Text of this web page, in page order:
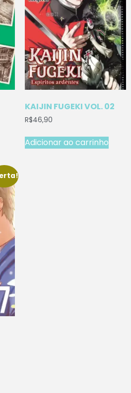
KAIJIN FUGEKI VOL. 02
R$46,90
Adicionar ao carrinho